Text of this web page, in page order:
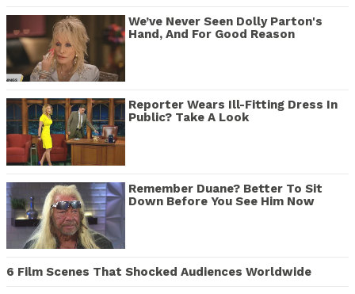
We’ve Never Seen Dolly Parton's
Hand, And For Good Reason
Reporter Wears Ill-Fitting Dress In
Public? Take A Look
Remember Duane? Better To Sit
Down Before You See Him Now
6 Film Scenes That Shocked Audiences Worldwide